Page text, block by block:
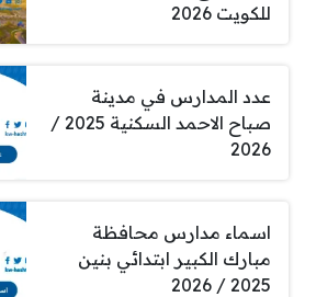
للكويت 2026
عدد المدارس في مدينة
صباح الاحمد السكنية 2025 /
2026
اسماء مدارس محافظة
مبارك الكبير ابتدائي بنين
2025 / 2026